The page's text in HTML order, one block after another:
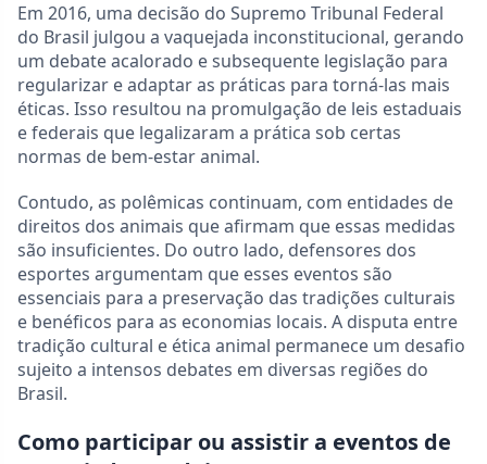
Em 2016, uma decisão do Supremo Tribunal Federal
do Brasil julgou a vaquejada inconstitucional, gerando
um debate acalorado e subsequente legislação para
regularizar e adaptar as práticas para torná-las mais
éticas. Isso resultou na promulgação de leis estaduais
e federais que legalizaram a prática sob certas
normas de bem-estar animal.
Contudo, as polêmicas continuam, com entidades de
direitos dos animais que afirmam que essas medidas
são insuficientes. Do outro lado, defensores dos
esportes argumentam que esses eventos são
essenciais para a preservação das tradições culturais
e benéficos para as economias locais. A disputa entre
tradição cultural e ética animal permanece um desafio
sujeito a intensos debates em diversas regiões do
Brasil.
Como participar ou assistir a eventos de